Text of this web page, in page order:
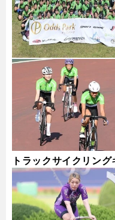
トラックサイクリン